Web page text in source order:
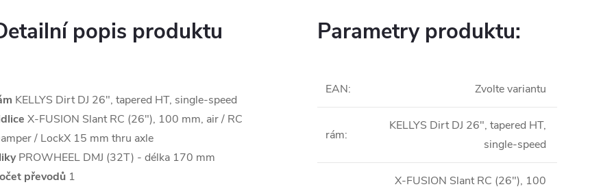
popis produktu
KELLYS Dirt DJ 26", tapered HT, single-speed
X-FUSION Slant RC (26"), 100 mm, air / RC
/ LockX 15 mm thru axle
PROWHEEL DMJ (32T) - délka 170 mm
převodů 1
Parametry produktu:
EAN: Zvolte variantu
rám:
KELLYS Dirt DJ 26", tapered HT,
single-speed
X-FUSION Slant RC (26"), 100